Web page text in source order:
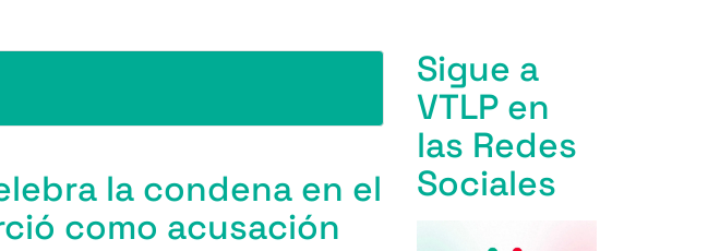
la condena en el
como acusación
Sigue a
VTLP en
las Redes
Sociales